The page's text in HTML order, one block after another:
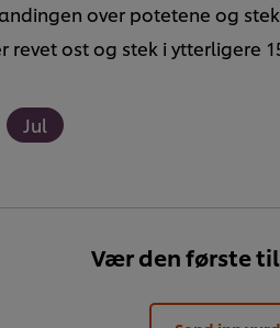
over potetene og
revet ost og stek i ytterligere
Jul
Vær den første